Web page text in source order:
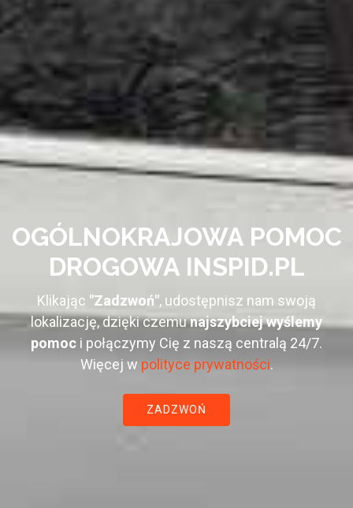
OGÓLNOKRAJOWA POMOC
DROGOWA INSPID.PL
Klikając "Zadzwoń", udostępnisz nam swoją
lokalizację, dzięki czemunajszybciej wyślemy
pomoc i połączymy Cię z naszą centralą 24/7.
Więcej w polityce prywatności.
ZADZWOŃ